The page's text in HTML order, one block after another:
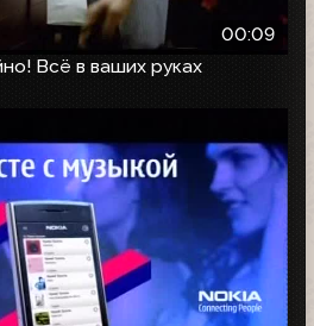
00:09
Всё в ваших руках